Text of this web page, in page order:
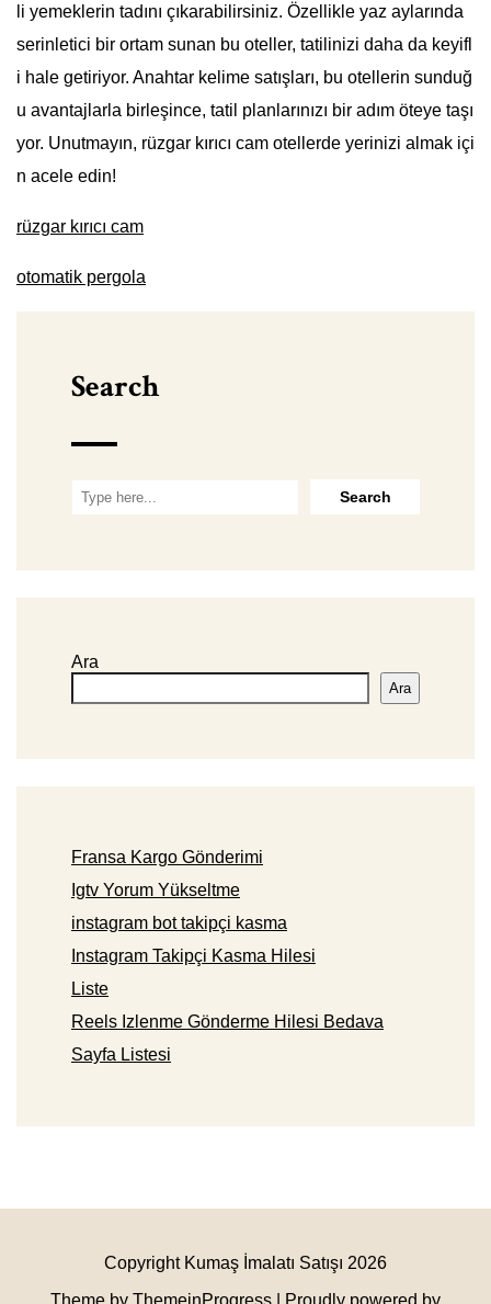
li yemeklerin tadını çıkarabilirsiniz. Özellikle yaz aylarında
serinletici bir ortam sunan bu oteller, tatilinizi daha da keyifl
i hale getiriyor. Anahtar kelime satışları, bu otellerin sunduğ
u avantajlarla birleşince, tatil planlarınızı bir adım öteye taşı
yor. Unutmayın, rüzgar kırıcı cam otellerde yerinizi almak içi
n acele edin!
rüzgar kırıcı cam
otomatik pergola
Search
Ara
Ara
Fransa Kargo Gönderimi
Igtv Yorum Yükseltme
instagram bot takipçi kasma
Instagram Takipçi Kasma Hilesi
Liste
Reels Izlenme Gönderme Hilesi Bedava
Sayfa Listesi
Copyright Kumaş İmalatı Satışı 2026
Theme by ThemeinProgress
| Proudly powered by